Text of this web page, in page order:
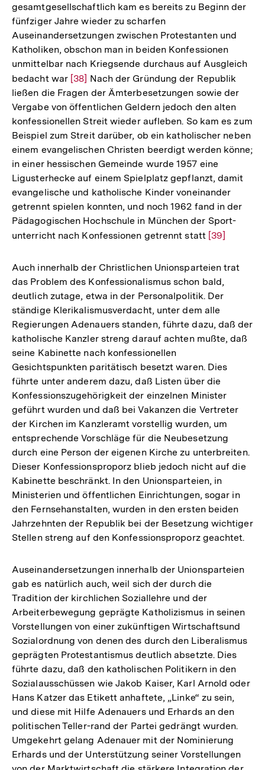
gesamtgesellschaftlich kam es bereits zu Beginn der
fünfziger Jahre wieder zu scharfen
Auseinandersetzungen zwischen Protestanten und
Katholiken, obschon man in beiden Konfessionen
unmittelbar nach Kriegsende durchaus auf Ausgleich
bedacht war Zur
Auflösung
der
Fußnote
[38] Nach der Gründung der Republik
ließen die Fragen der Ämterbesetzungen sowie der
Vergabe von öffentlichen Geldern jedoch den alten
konfessionellen Streit wieder aufleben. So kam es zum
Beispiel zum Streit darüber, ob ein katholischer neben
einem evangelischen Christen beerdigt werden könne;
in einer hessischen Gemeinde wurde 1957 eine
Ligusterhecke auf einem Spielplatz gepflanzt, damit
evangelische und katholische Kinder voneinander
getrennt spielen konnten, und noch 1962 fand in der
Pädagogischen Hochschule in München der Sport-
unterricht nach Konfessionen getrennt statt Zur
der
Fußnote
[39]
Auch innerhalb der Christlichen Unionsparteien trat
das Problem des Konfessionalismus schon bald,
deutlich zutage, etwa in der Personalpolitik. Der
ständige Klerikalismusverdacht, unter dem alle
Regierungen Adenauers standen, führte dazu, daß der
katholische Kanzler streng darauf achten mußte, daß
seine Kabinette nach konfessionellen
Gesichtspunkten paritätisch besetzt waren. Dies
führte unter anderem dazu, daß Listen über die
Konfessionszugehörigkeit der einzelnen Minister
geführt wurden und daß bei Vakanzen die Vertreter
der Kirchen im Kanzleramt vorstellig wurden, um
entsprechende Vorschläge für die Neubesetzung
durch eine Person der eigenen Kirche zu unterbreiten.
Dieser Konfessionsproporz blieb jedoch nicht auf die
Kabinette beschränkt. In den Unionsparteien, in
Ministerien und öffentlichen Einrichtungen, sogar in
den Fernsehanstalten, wurden in den ersten beiden
Jahrzehnten der Republik bei der Besetzung wichtiger
Stellen streng auf den Konfessionsproporz geachtet.
Auseinandersetzungen innerhalb der Unionsparteien
gab es natürlich auch, weil sich der durch die
Tradition der kirchlichen Soziallehre und der
Arbeiterbewegung geprägte Katholizismus in seinen
Vorstellungen von einer zukünftigen Wirtschaftsund
Sozialordnung von denen des durch den Liberalismus
geprägten Protestantismus deutlich absetzte. Dies
führte dazu, daß den katholischen Politikern in den
Sozialausschüssen wie Jakob Kaiser, Karl Arnold oder
Hans Katzer das Etikett anhaftete, „Linke“ zu sein,
und diese mit Hilfe Adenauers und Erhards an den
politischen Teller-rand der Partei gedrängt wurden.
Umgekehrt gelang Adenauer mit der Nominierung
Erhards und der Unterstützung seiner VorstellungenZum